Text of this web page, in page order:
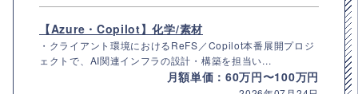
【Azure・Copilot】化学/素材
・クライアント環境におけるReFS／Copilot本番展開プロジ
ェクトで、AI関連インフラの設計・構築を担当い...
月額単価：60万円〜100万円